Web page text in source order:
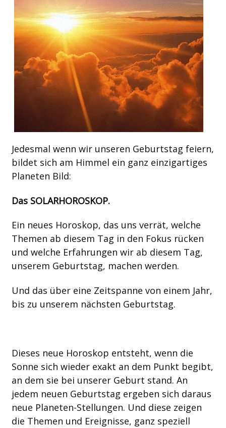
Jedesmal wenn wir unseren Geburtstag feiern,
bildet sich am Himmel ein ganz einzigartiges
Planeten Bild:
Das SOLARHOROSKOP.
Ein neues Horoskop, das uns verrät, welche
Themen ab diesem Tag in den Fokus rücken
und welche Erfahrungen wir ab diesem Tag,
unserem Geburtstag, machen werden.
Und das über eine Zeitspanne von einem Jahr,
bis zu unserem nächsten Geburtstag.
Dieses neue Horoskop entsteht, wenn die
Sonne sich wieder exakt an dem Punkt begibt,
an dem sie bei unserer Geburt stand. An
jedem neuen Geburtstag ergeben sich daraus
neue Planeten-Stellungen. Und diese zeigen
die Themen und Ereignisse, ganz speziell